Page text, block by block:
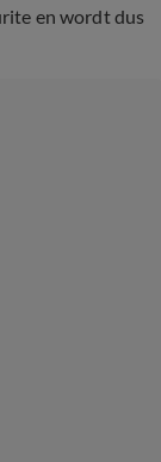
en wordt dus